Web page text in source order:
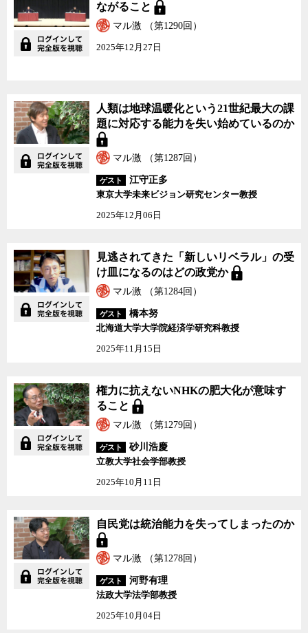
ながること
マル激 （第1290回）
2025年12月27日
人類は地球温暖化という21世紀最大の課
題に対応する能力を失い始めているのか
マル激 （第1287回）
ゲスト
江守正多
東京大学未来ビジョン研究センター教授
2025年12月06日
見逃されてきた「新しいリベラル」の受
け皿になるのはどの政党か
マル激 （第1284回）
ゲスト
橋本努
北海道大学大学院経済学研究科教授
2025年11月15日
権力に抗えないNHKの肥大化が意味す
ること
マル激 （第1279回）
ゲスト
砂川浩慶
立教大学社会学部教授
2025年10月11日
自民党は統治能力を失ってしまったのか
マル激 （第1278回）
ゲスト
河野有理
法政大学法学部教授
2025年10月04日